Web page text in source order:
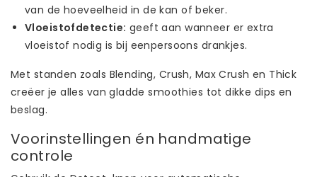
van de hoeveelheid in de kan of beker.
Vloeistofdetectie: geeft aan wanneer er extra
vloeistof nodig is bij eenpersoons drankjes.
Met standen zoals Blending, Crush, Max Crush en Thick
creëer je alles van gladde smoothies tot dikke dips en
beslag.
Voorinstellingen én handmatige
controle